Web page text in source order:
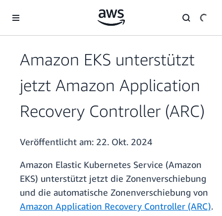
Überspringen zum Hauptinhalt
Amazon EKS unterstützt
jetzt Amazon Application
Recovery Controller (ARC)
Veröffentlicht am: 22. Okt. 2024
Amazon Elastic Kubernetes Service (Amazon
EKS) unterstützt jetzt die Zonenverschiebung
und die automatische Zonenverschiebung von
Amazon Application Recovery Controller (ARC).